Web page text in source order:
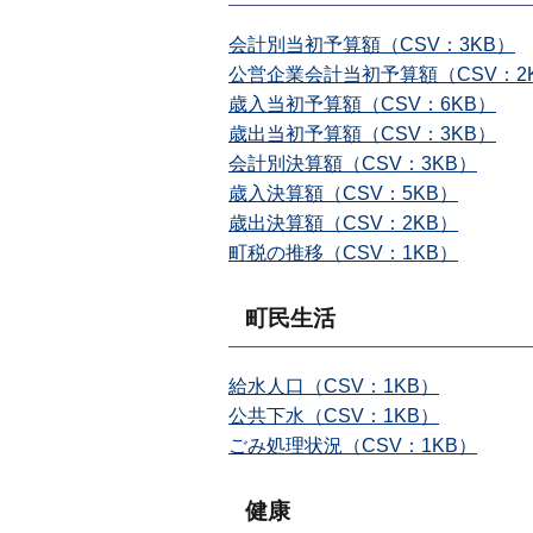
会計別当初予算額（CSV：3KB）
公営企業会計当初予算額（CSV：
歳入当初予算額（CSV：6KB）
歳出当初予算額（CSV：3KB）
会計別決算額（CSV：3KB）
歳入決算額（CSV：5KB）
歳出決算額（CSV：2KB）
町税の推移（CSV：1KB）
町民生活
給水人口（CSV：1KB）
公共下水（CSV：1KB）
ごみ処理状況（CSV：1KB）
健康